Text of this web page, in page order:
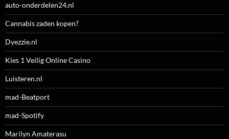
auto-onderdelen24.nl
Cannabis zaden kopen?
Dyezzie.nl
Kies 1 Veilig Online Casino
Luisteren.nl
mad-Beatport
mad-Spotify
Marilyn Amaterasu